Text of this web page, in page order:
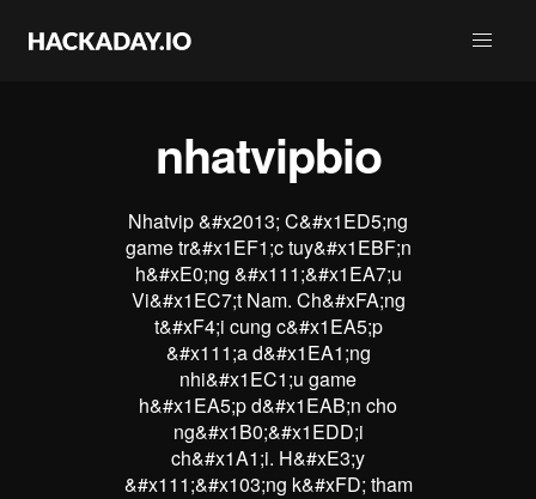
nhatvipbio
Nhatvip &#x2013; C&#x1ED5;ng
game tr&#x1EF1;c tuy&#x1EBF;n
h&#xE0;ng &#x111;&#x1EA7;u
Vi&#x1EC7;t Nam. Ch&#xFA;ng
t&#xF4;i cung c&#x1EA5;p
&#x111;a d&#x1EA1;ng
nhi&#x1EC1;u game
h&#x1EA5;p d&#x1EAB;n cho
ng&#x1B0;&#x1EDD;i
ch&#x1A1;i. H&#xE3;y
&#x111;&#x103;ng k&#xFD; tham